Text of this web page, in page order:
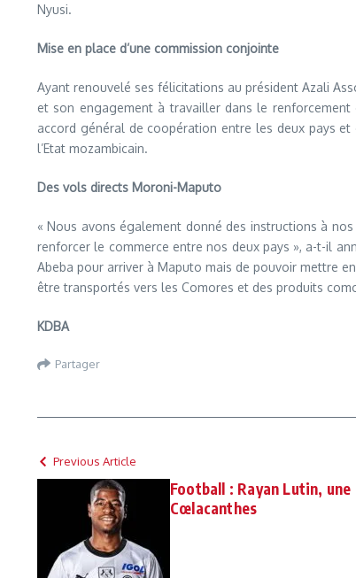
Nyusi.
Mise en place d’une commission conjointe
Ayant renouvelé ses félicitations au président Azali
et son engagement à travailler dans le
accord général de coopération entre les deux pays
l’Etat mozambicain.
Des vols directs Moroni-Maputo
« Nous avons également donné des instructions à
renforcer le commerce entre nos deux pays », a-t-il
Abeba pour arriver à Maputo mais de pouvoir mettre
être transportés vers les Comores et des produits
KDBA
Partager
Previous Article
Football : Rayan Lutin,
Cœlacanthes